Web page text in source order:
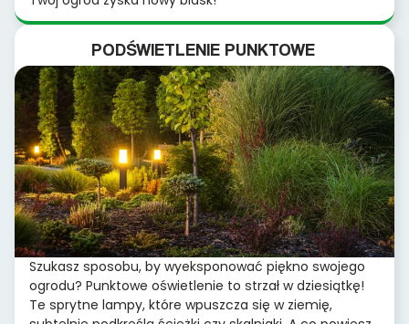
PODŚWIETLENIE PUNKTOWE
Szukasz sposobu, by wyeksponować piękno swojego
ogrodu? Punktowe oświetlenie to strzał w dziesiątkę!
Te sprytne lampy, które wpuszcza się w ziemię,